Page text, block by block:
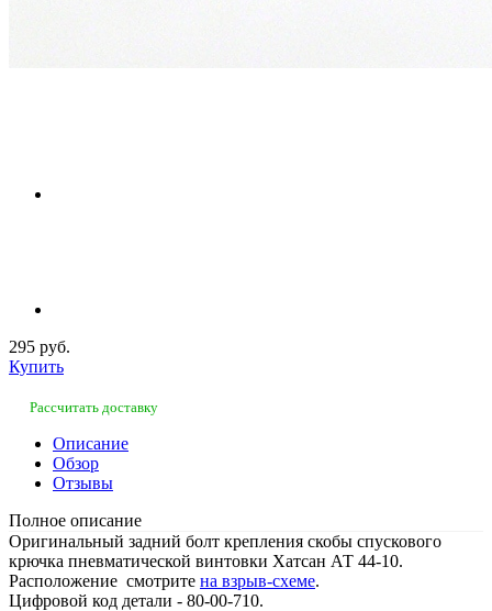
295 руб.
Купить
Рассчитать доставку
Описание
Обзор
Отзывы
Полное описание
Оригинальный задний болт крепления скобы спускового
крючка пневматической винтовки Хатсан АТ 44-10.
Расположение смотрите на взрыв-схеме.
Цифровой код детали - 80-00-710.